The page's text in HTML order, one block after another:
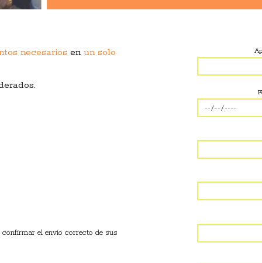
necesarios enun solo
el envío correcto de sus